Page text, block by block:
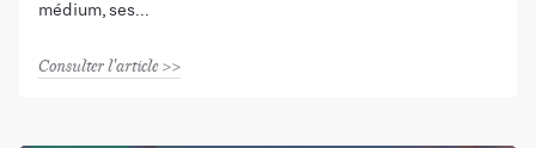
médium, ses
Consulter l'article